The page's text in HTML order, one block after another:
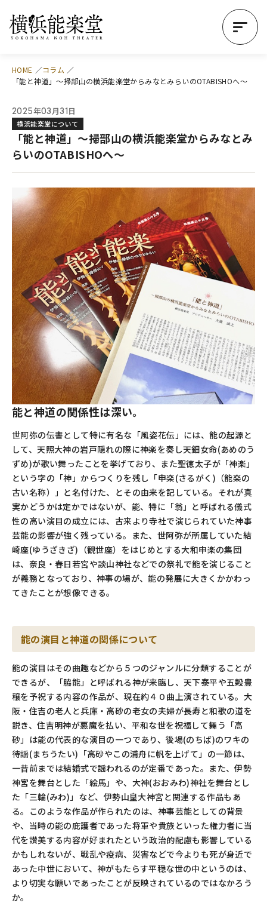
HOME
コラム
「能と神道」～掃部山の横浜能楽堂からみなとみらいのOTABISHOへ～
2025年03月31日
横浜能楽堂について
「能と神道」～掃部山の横浜能楽堂からみなとみ
らいのOTABISHOへ～
能と神道の関係性は深い。
世阿弥の伝書として特に有名な「風姿花伝」には、能の起源と
して、天照大神の岩戸隠れの際に神楽を奏し天鈿女命(あめのう
ずめ)が歌い舞ったことを挙げており、また聖徳太子が「神楽」
という字の「神」からつくりを残し「申楽(さるがく)（能楽の
古い名称）」と名付けた、とその由来を記している。それが真
実かどうかは定かではないが、能、特に「翁」と呼ばれる儀式
性の高い演目の成立には、古来より寺社で演じられていた神事
芸能の影響が強く残っている。また、世阿弥が所属していた結
崎座(ゆうざきざ)（観世座）をはじめとする大和申楽の集団
は、奈良・春日若宮や談山神社などでの祭礼で能を演じること
が義務となっており、神事の場が、能の発展に大きくかかわっ
てきたことが想像できる。
能の演目と神道の関係について
能の演目はその曲趣などから５つのジャンルに分類することが
できるが、「脇能」と呼ばれる神が来臨し、天下泰平や五穀豊
穣を予祝する内容の作品が、現在約４０曲上演されている。大
阪・住吉の老人と兵庫・高砂の老女の夫婦が長寿と和歌の道を
説き、住吉明神が悪魔を払い、平和な世を祝福して舞う「高
砂」は能の代表的な演目の一つであり、後場(のちば)のワキの
待謡(まちうたい)「高砂やこの浦舟に帆を上げて」の一節は、
一昔前までは結婚式で謡われるのが定番であった。また、伊勢
神宮を舞台とした「絵馬」や、大神(おおみわ)神社を舞台とし
た「三輪(みわ)」など、伊勢山皇大神宮と関連する作品もあ
る。このような作品が作られたのは、神事芸能としての背景
や、当時の能の庇護者であった将軍や貴族といった権力者に当
代を讃美する内容が好まれたという政治的配慮も影響している
かもしれないが、戦乱や疫病、災害などで今よりも死が身近で
あった中世において、神がもたらす平穏な世の中というのは、
より切実な願いであったことが反映されているのではなかろう
か。